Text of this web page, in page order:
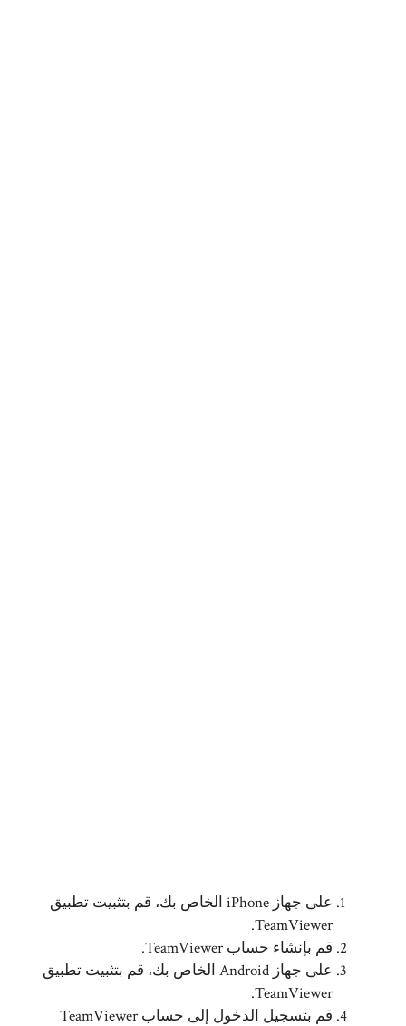
على جهاز iPhone الخاص بك، قم بتثبيت تطبيق
TeamViewer.
قم بإنشاء حساب TeamViewer.
على جهاز Android الخاص بك، قم بتثبيت تطبيق
TeamViewer.
قم بتسجيل الدخول إلى حساب TeamViewer